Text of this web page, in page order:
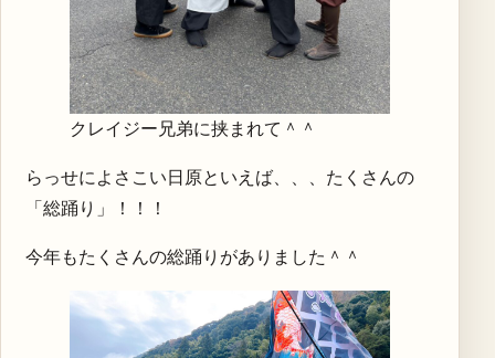
クレイジー兄弟に挟まれて＾＾
らっせによさこい日原といえば、、、たくさんの
「総踊り」！！！
今年もたくさんの総踊りがありました＾＾